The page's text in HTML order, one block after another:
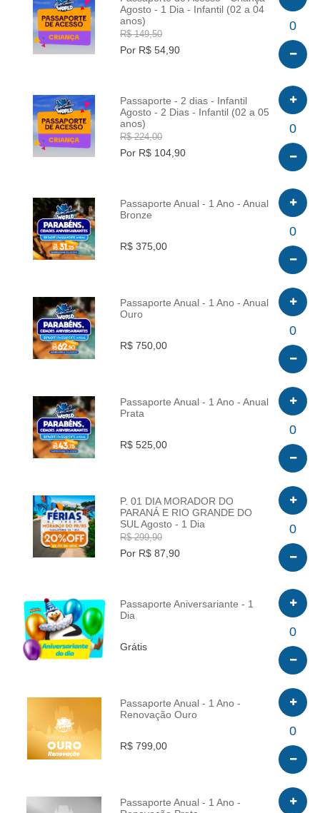
INFO
Agosto - 1 Dia - Infantil (02 a 04
anos)
R$ 149,50
Por R$ 54,90
0
INFO
Passaporte - 2 dias - Infantil
Agosto - 2 Dias - Infantil (02 a 05
anos)
R$ 224,00
Por R$ 104,90
0
INFO
Passaporte Anual - 1 Ano - Anual
Bronze
R$ 375,00
0
INFO
Passaporte Anual - 1 Ano - Anual
Ouro
R$ 750,00
0
INFO
Passaporte Anual - 1 Ano - Anual
Prata
R$ 525,00
0
INFO
P. 01 DIA MORADOR DO
PARANÁ E RIO GRANDE DO
SUL Agosto - 1 Dia
R$ 299,90
Por R$ 87,90
0
INFO
Passaporte Aniversariante - 1
Dia
Grátis
0
INFO
Passaporte Anual - 1 Ano -
Renovação Ouro
R$ 799,00
0
Passaporte Anual - 1 Ano -